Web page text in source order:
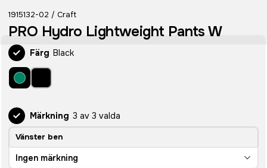
1915132-02 / Craft
PRO Hydro Lightweight Pants W
Färg Black
Märkning 3 av 3 valda
Vänster ben
Ingen märkning